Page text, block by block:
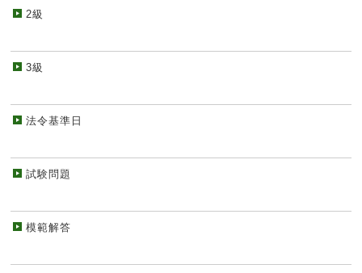
2級
3級
法令基準日
試験問題
模範解答